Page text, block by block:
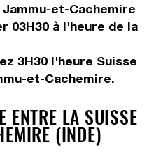
et-Cachemire
03H30à l'heure de la
3H30 l'heure Suisse
et-Cachemire.
ENTRE LA SUISSE
(INDE)